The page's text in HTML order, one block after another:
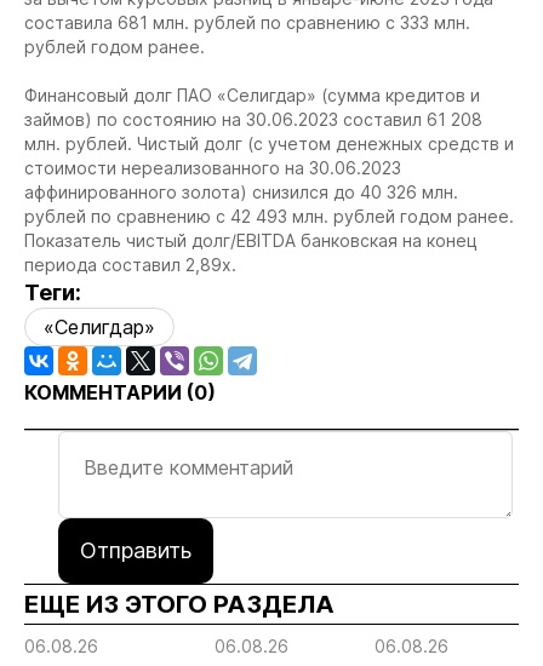
составила 681 млн. рублей по сравнению с 333 млн.
рублей годом ранее.
Финансовый долг ПАО «Селигдар» (сумма кредитов и
займов) по состоянию на 30.06.2023 составил 61 208
млн. рублей. Чистый долг (с учетом денежных средств и
стоимости нереализованного на 30.06.2023
аффинированного золота) снизился до 40 326 млн.
рублей по сравнению с 42 493 млн. рублей годом ранее.
Показатель чистый долг/EBITDA банковская на конец
периода составил 2,89х.
Теги:
«Селигдар»
КОММЕНТАРИИ (0)
Отправить
ЕЩЕ ИЗ ЭТОГО РАЗДЕЛА
06.08.26 06.08.26 06.08.26